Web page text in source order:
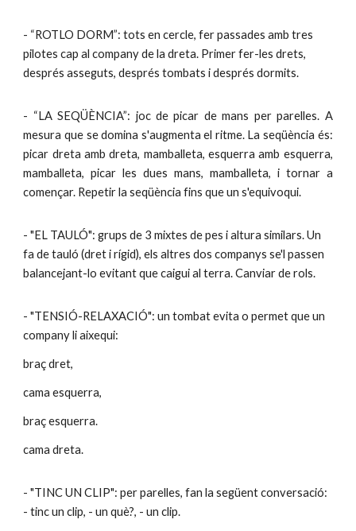
- “ROTLO DORM”: tots en cercle, fer passades amb tres
pilotes cap al company de la dreta. Primer fer-les drets,
després asseguts, després tombats i després dormits.
- “LA SEQÜÈNCIA”: joc de picar de mans per parelles. A
mesura que se domina s'augmenta el ritme. La seqüència és:
picar dreta amb dreta, mamballeta, esquerra amb esquerra,
mamballeta, picar les dues mans, mamballeta, i tornar a
començar. Repetir la seqüència fins que un s'equivoqui.
- "EL TAULÓ": grups de 3 mixtes de pes i altura similars. Un
fa de tauló (dret i rígid), els altres dos companys se'l passen
balancejant-lo evitant que caigui al terra. Canviar de rols.
- "TENSIÓ-RELAXACIÓ": un tombat evita o permet que un
company li aixequi:
braç dret,
cama esquerra,
braç esquerra.
cama dreta.
- "TINC UN CLIP": per parelles, fan la següent conversació:
- tinc un clip, - un què?, - un clip.